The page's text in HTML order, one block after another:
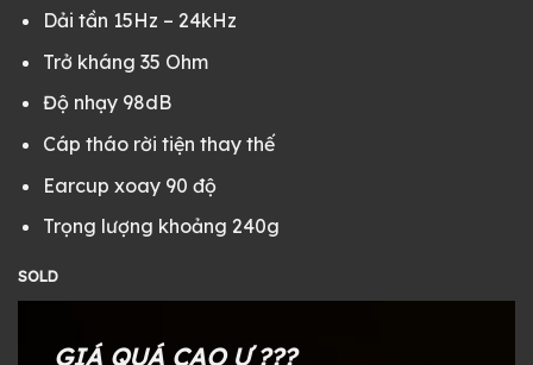
Dải tần 15Hz – 24kHz
Trở kháng 35 Ohm
Độ nhạy 98dB
Cáp tháo rời tiện thay thế
Earcup xoay 90 độ
Trọng lượng khoảng 240g
SOLD
GIÁ QUÁ CAO Ư ???